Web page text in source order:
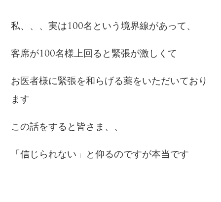
私、、、実は100名という境界線があって、
客席が100名様上回ると緊張が激しくて
お医者様に緊張を和らげる薬をいただいており
ます
この話をすると皆さま、、
「信じられない」と仰るのですが本当です